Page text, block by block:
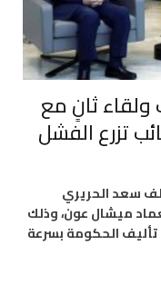
ولقاء ثانٍ مع
تزرع الفشل
سعد الحريري
ميشال عون، وذلك
الحكومة بسرعة